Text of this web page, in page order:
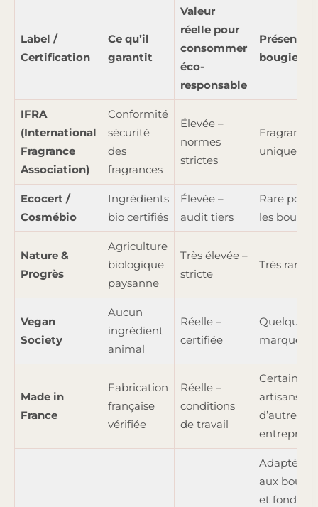
Label /
Certification
Ce qu’il
garantit
Valeur
réelle pour
consommer
éco-
responsable
Présent
bougies ?
IFRA
(International
Fragrance
Association)
Conformité
sécurité
des
fragrances
Élevée –
normes
strictes
Fragrances
Ecocert /
Cosmébio
Ingrédients
bio certifiés
Élevée –
audit tiers
Rare pour
les bougies
Nature &
Progrès
Agriculture
biologique
paysanne
Très élevée –
stricte
Très rare
Vegan
Society
Aucun
ingrédient
animal
Réelle –
certifiée
Quelques
marques
Made in
France
Fabrication
française
vérifiée
Réelle –
conditions
de travail
Certains
artisans et
d’autres
entreprises
Adaptée
aux
et